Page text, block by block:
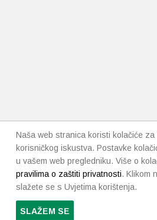
Naša web stranica koristi kolačiće za
korisničkog iskustva. Postavke
u vašem web pregledniku. Više o
pravilima o zaštiti privatnosti. Klikom
slažete se s Uvjetima korištenja.
SLAŽEM SE